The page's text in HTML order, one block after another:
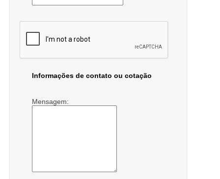
Informações de contato ou cotação
Mensagem: